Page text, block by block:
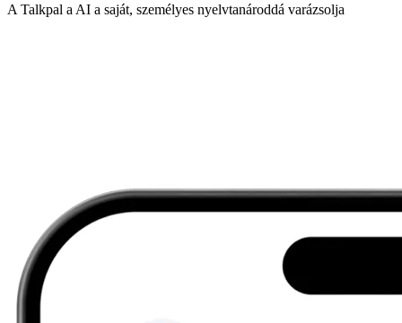
A Talkpal a AI a saját, személyes nyelvtanároddá varázsolja